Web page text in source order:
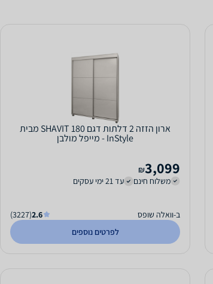
ארון הזזה 2 דלתות דגם SHAVIT 180 מבית
InStyle - מייפל מולבן
3,099
₪
משלוח חינם
עד 21 ימי עסקים
ב-וואלה שופס 2.6
(3227)
לפרטים נוספים